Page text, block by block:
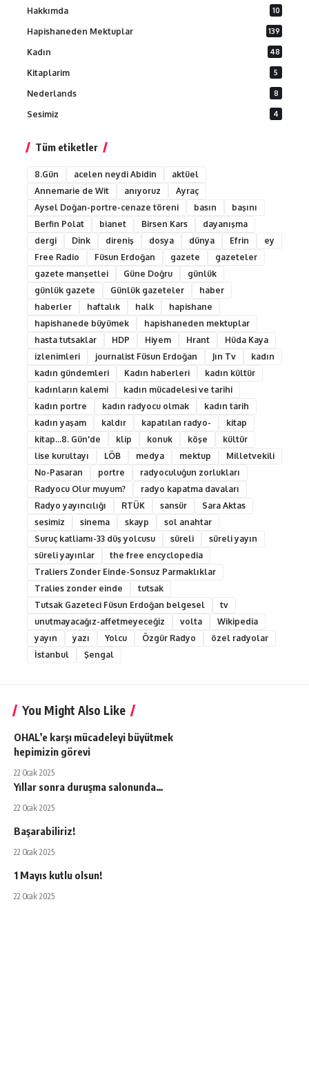
Hakkımda 10
Hapishaneden Mektuplar 139
Kadın 48
Kitaplarim 5
Nederlands 8
Sesimiz 4
Tüm etiketler
8.Gün acelen neydi Abidin
aktüel
Annemarie de Wit
anıyoruz
Ayraç
Aysel Doğan-portre-cenaze töreni
basın
başını
Berfin Polat
bianet Birsen Kars
dayanışma
dergi
Dink direniş dosya dünya Efrin
ey
Free Radio
Füsun Erdoğan gazete
gazeteler
gazete manşetlei
Güne Doğru
günlük
günlük gazete
Günlük gazeteler
haber
haberler
haftalık halk
hapishane
hapishanede büyümek
hapishaneden mektuplar
hasta tutsaklar
HDP Hiyem Hrant
Hüda Kaya
izlenimleri
journalist Füsun Erdoğan Jın Tv
kadın
kadın gündemleri
Kadın haberleri
kadın kültür
kadınların kalemi
kadın mücadelesi ve tarihi
kadın portre
kadın radyocu olmak
kadın tarih
kadın yaşam
kaldır kapatılan radyo-
kitap
kitap...8. Gün'de
klip konuk köşe
kültür
lise kurultayı
LÖB medya mektup
Milletvekili
No-Pasaran
portre
radyoculuğun zorlukları
Radyocu Olur muyum?
radyo kapatma davaları
Radyo yayıncılığı
RTÜK sansür
Sara Aktas
sesimiz
sinema skayp
sol anahtar
Suruç katliamı-33 düş yolcusu
süreli
süreli yayın
süreli yayınlar
the free encyclopedia
Traliers Zonder Einde-Sonsuz Parmaklıklar
Tralies zonder einde
tutsak
Tutsak Gazeteci Füsun Erdoğan belgesel
tv
unutmayacağız-affetmeyeceğiz
volta
Wikipedia
yayın
yazı Yolcu Özgür Radyo
özel radyolar
İstanbul
Şengal
You Might Also Like
OHAL’e karşı mücadeleyi büyütmek
hepimizin görevi
22 Ocak 2025
Yıllar sonra duruşma salonunda…
22 Ocak 2025
Başarabiliriz!
22 Ocak 2025
1 Mayıs kutlu olsun!
22 Ocak 2025